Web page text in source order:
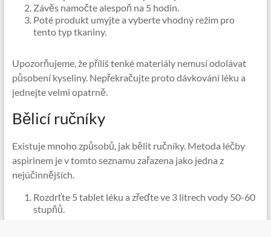
Závěs namočte alespoň na 5 hodin.
Poté produkt umyjte a vyberte vhodný režim pro
tento typ tkaniny.
Upozorňujeme, že příliš tenké materiály nemusí odolávat
působení kyseliny. Nepřekračujte proto dávkování léku a
jednejte velmi opatrně.
Bělicí ručníky
Existuje mnoho způsobů, jak bělit ručníky. Metoda léčby
aspirinem je v tomto seznamu zařazena jako jedna z
nejúčinnějších.
Rozdrťte 5 tablet léku a zřeďte ve 3 litrech vody 50-60
stupňů.